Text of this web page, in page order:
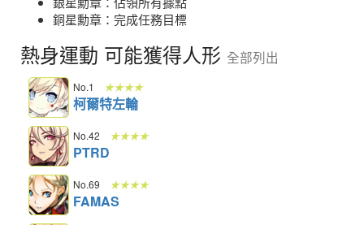
銅星勳章：完成任務目標
熱身運動 可能獲得人形 全部列出
No.1 ★★★★
柯爾特左輪
No.42 ★★★★
PTRD
No.69 ★★★★
FAMAS